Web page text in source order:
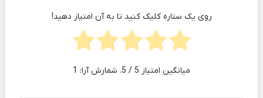
روی یک ستاره کلیک کنید تا به آن امتیاز دهید!
میانگین امتیاز 5 / 5. شمارش آرا: 1